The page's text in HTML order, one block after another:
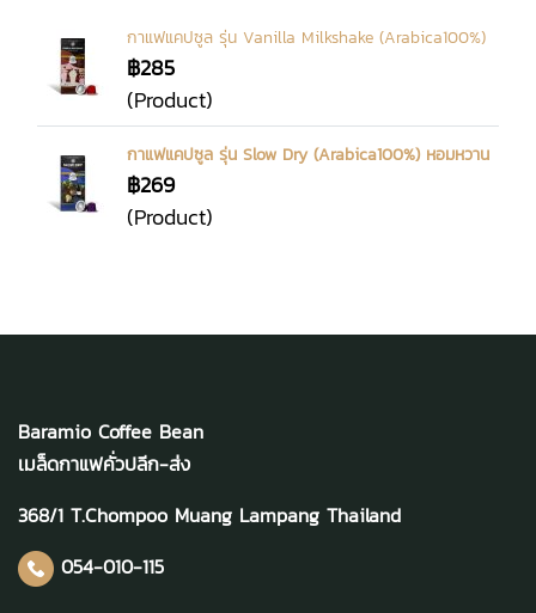
กาแฟแคปซูล รุ่น Vanilla Milkshake (Arabica100%)
฿285
(Product)
กาแฟแคปซูล รุ่น Slow Dry (Arabica100%) หอมหวาน
฿269
(Product)
Baramio Coffee Bean
เมล็ดกาแฟคั่วปลีก-ส่ง
368/1 T.Chompoo Muang Lampang Thailand
054-010-115